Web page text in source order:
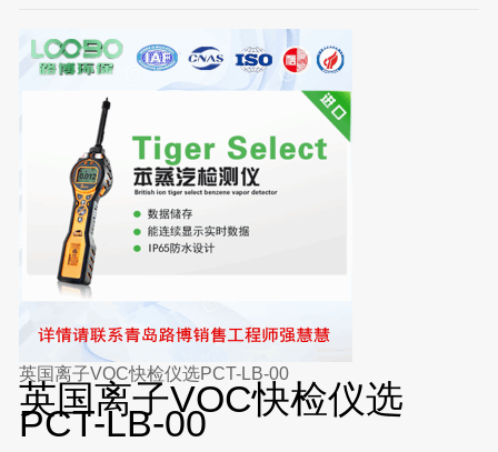
英国离子VOC快检仪选PCT-LB-00
英国离子VOC快检仪选
PCT-LB-00